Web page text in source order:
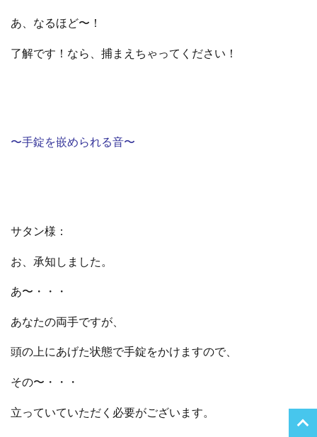
あ、なるほど〜！
了解です！なら、捕まえちゃってください！
〜手錠を嵌められる音〜
サタン様：
お、承知しました。
あ〜・・・
あなたの両手ですが、
頭の上にあげた状態で手錠をかけますので、
その〜・・・
立っていていただく必要がございます。